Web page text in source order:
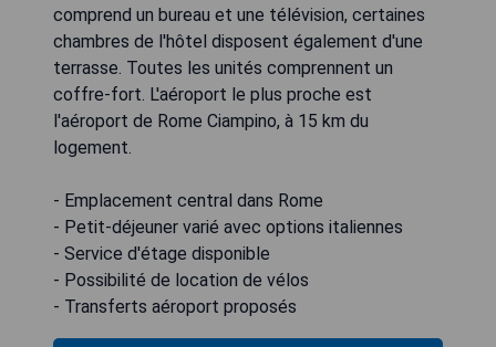
comprend un bureau et une télévision, certaines
chambres de l'hôtel disposent également d'une
terrasse. Toutes les unités comprennent un
coffre-fort. L'aéroport le plus proche est
l'aéroport de Rome Ciampino, à 15 km du
logement.
- Emplacement central dans Rome
- Petit-déjeuner varié avec options italiennes
- Service d'étage disponible
- Possibilité de location de vélos
- Transferts aéroport proposés